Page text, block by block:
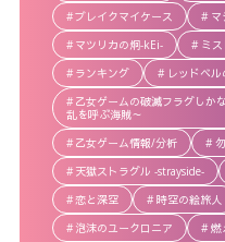
ブレイクマイケース
マツリカの炯-kEi-
ミ
ランキング
レッドベ
乙女ゲームの破滅フラグしか
乱を呼ぶ海賊～
乙女ゲーム情報/分析
天獄ストラグル -strayside-
恋と深空
時空の絵旅人
泡沫のユークロニア
燃